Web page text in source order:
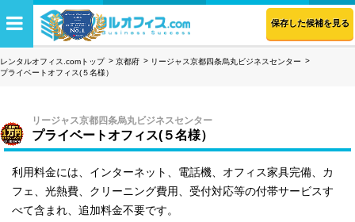
保存した候補を見る
レンタルオフィス.comトップ 京都府
リージャス京都四条烏丸ビジネスセンター
プライベートオフィス(５名様）
リージャス京都四条烏丸ビジネスセンター
プライベートオフィス(５名様）
利用料金には、インターネット、電話機、オフィス家具完備、カ
フェ、光熱費、クリーニング費用、受付対応等の付帯サービスす
べて含まれ、追加料金不要です。